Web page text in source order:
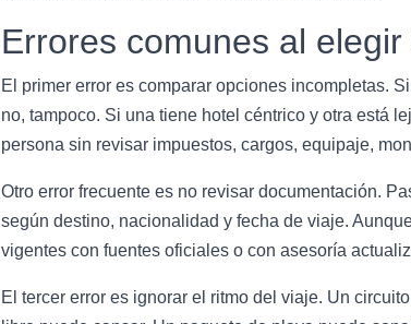
Errores comunes al
El primer error es comparar opciones incompletas.
no, tampoco. Si una tiene hotel céntrico y otra está
persona sin revisar impuestos, cargos, equipaje,
Otro error frecuente es no revisar documentación.
según destino, nacionalidad y fecha de viaje.
vigentes con fuentes oficiales o con asesoría
El tercer error es ignorar el ritmo del viaje. Un